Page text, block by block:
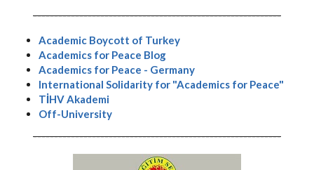
-----------------------------------------------------------
Academic Boycott of Turkey
Academics for Peace Blog
Academics for Peace - Germany
International Solidarity for "Academics for Peace"
TİHV Akademi
Off-University
-----------------------------------------------------------